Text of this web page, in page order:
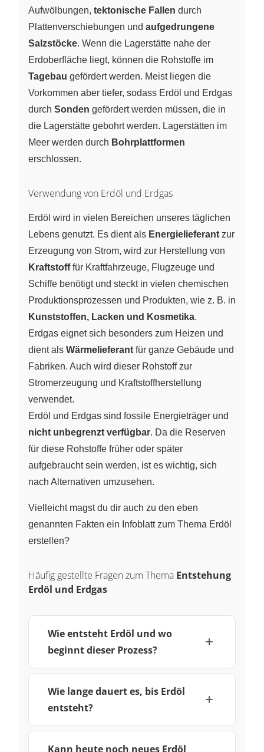
Aufwölbungen, tektonische Fallen durch
Plattenverschiebungen und aufgedrungene
Salzstöcke. Wenn die Lagerstätte nahe der
Erdoberfläche liegt, können die Rohstoffe im
Tagebau gefördert werden. Meist liegen die
Vorkommen aber tiefer, sodass Erdöl und Erdgas
durch Sonden gefördert werden müssen, die in
die Lagerstätte gebohrt werden. Lagerstätten im
Meer werden durch Bohrplattformen
erschlossen.
Verwendung von Erdöl und Erdgas
Erdöl wird in vielen Bereichen unseres täglichen
Lebens genutzt. Es dient als Energielieferant zur
Erzeugung von Strom, wird zur Herstellung von
Kraftstofffür Kraftfahrzeuge, Flugzeuge und
Schiffe benötigt und steckt in vielen chemischen
Produktionsprozessen und Produkten, wie z. B. in
Kunststoffen, Lacken und Kosmetika.
Erdgas eignet sich besonders zum Heizen und
dient als Wärmelieferant für ganze Gebäude und
Fabriken. Auch wird dieser Rohstoff zur
Stromerzeugung und Kraftstoffherstellung
verwendet.
Erdöl und Erdgas sind fossile Energieträger und
nicht unbegrenzt verfügbar. Da die Reserven
für diese Rohstoffe früher oder später
aufgebraucht sein werden, ist es wichtig, sich
nach Alternativen umzusehen.
Vielleicht magst du dir auch zu den eben
genannten Fakten ein Infoblatt zum Thema Erdöl
erstellen?
Häufig gestellte Fragen zum Thema Entstehung
Erdöl und Erdgas
Wie entsteht Erdöl und wo
beginnt dieser Prozess?
Wie lange dauert es, bis Erdöl
entsteht?
Kann heute noch neues Erdöl